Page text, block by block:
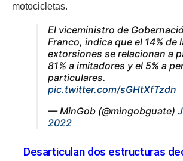
motocicletas.
El viceministro de
Franco, indica que el 14% de
extorsiones se relacionan a
81% a imitadores y el 5% a
particulares.
pic.twitter.com/sGHtXfTzdn
— MinGob (@mingobguate)
2022
Desarticulan dos estructuras